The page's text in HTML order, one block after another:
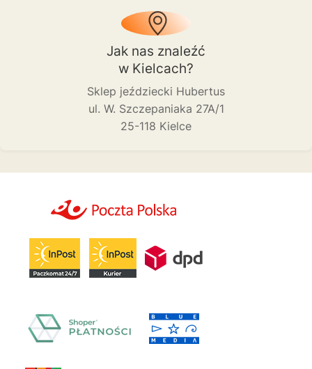
Jak nas znaleźć
w Kielcach?
Sklep jeździecki Hubertus
ul. W. Szczepaniaka 27A/1
25-118 Kielce